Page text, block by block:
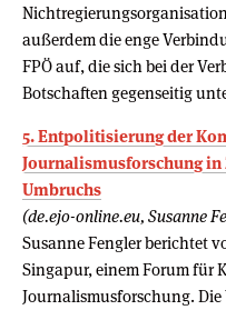
außerdem die enge
FPÖ auf, die sich bei der
Botschaften gegenseitig
5. Entpolitisierung der
Journalismusforschung
Umbruchs
(de.ejo-online.eu, Susanne
Susanne Fengler berichtet
Singapur, einem Forum für
Journalismusforschung.